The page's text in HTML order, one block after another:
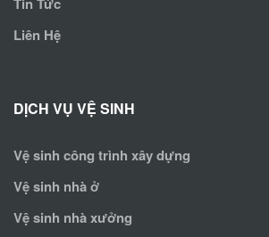
Liên Hệ
DỊCH VỤ VỆ SINH
Vệ sinh công trình xây dựng
Vệ sinh nhà ở
Vệ sinh nhà xưởng